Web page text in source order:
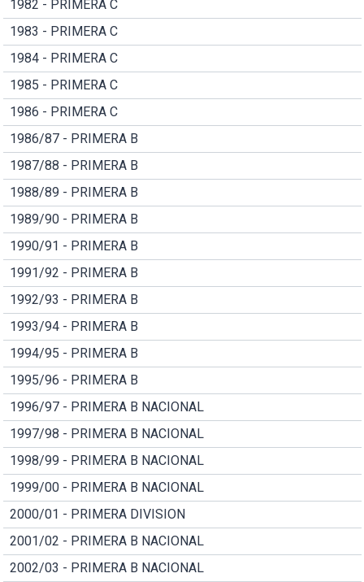
1982 - PRIMERA C
1983 - PRIMERA C
1984 - PRIMERA C
1985 - PRIMERA C
1986 - PRIMERA C
1986/87 - PRIMERA B
1987/88 - PRIMERA B
1988/89 - PRIMERA B
1989/90 - PRIMERA B
1990/91 - PRIMERA B
1991/92 - PRIMERA B
1992/93 - PRIMERA B
1993/94 - PRIMERA B
1994/95 - PRIMERA B
1995/96 - PRIMERA B
1996/97 - PRIMERA B NACIONAL
1997/98 - PRIMERA B NACIONAL
1998/99 - PRIMERA B NACIONAL
1999/00 - PRIMERA B NACIONAL
2000/01 - PRIMERA DIVISION
2001/02 - PRIMERA B NACIONAL
2002/03 - PRIMERA B NACIONAL